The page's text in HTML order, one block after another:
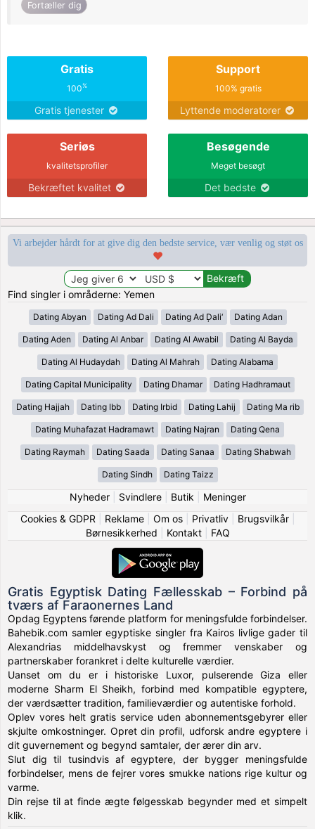
Fortæller dig
Gratis
100%
Gratis tjenester
Support
100% gratis
Lyttende moderatorer
Seriøs
kvalitetsprofiler
Bekræftet kvalitet
Besøgende
Meget besøgt
Det bedste
Vi arbejder hårdt for at give dig den bedste service, vær venlig og støt os
Find singler i områderne: Yemen
Dating Abyan Dating Ad Dali Dating Ad Ḑali‘ Dating Adan
Dating Aden Dating Al Anbar Dating Al Awabil Dating Al Bayda
Dating Al Hudaydah Dating Al Mahrah Dating Alabama
Dating Capital Municipality Dating Dhamar Dating Hadhramaut
Dating Hajjah Dating Ibb Dating Irbid Dating Lahij Dating Ma rib
Dating Muhafazat Hadramawt Dating Najran Dating Qena
Dating Raymah Dating Saada Dating Sanaa Dating Shabwah
Dating Sindh Dating Taizz
Nyheder| Svindlere| Butik
Meninger
Cookies & GDPR
Reklame| Om os| Privatliv| Brugsvilkår|
Børnesikkerhed
Kontakt| FAQ
Gratis Egyptisk Dating Fællesskab – Forbind på
tværs af Faraonernes Land
Opdag Egyptens førende platform for meningsfulde forbindelser.
Bahebik.com samler egyptiske singler fra Kairos livlige gader til
Alexandrias middelhavskyst og fremmer venskaber og
partnerskaber forankret i delte kulturelle værdier.
Uanset om du er i historiske Luxor, pulserende Giza eller
moderne Sharm El Sheikh, forbind med kompatible egyptere,
der værdsætter tradition, familieværdier og autentiske forhold.
Oplev vores helt gratis service uden abonnementsgebyrer eller
skjulte omkostninger. Opret din profil, udforsk andre egyptere i
dit guvernement og begynd samtaler, der ærer din arv.
Slut dig til tusindvis af egyptere, der bygger meningsfulde
forbindelser, mens de fejrer vores smukke nations rige kultur og
varme.
Din rejse til at finde ægte følgesskab begynder med et simpelt
klik.